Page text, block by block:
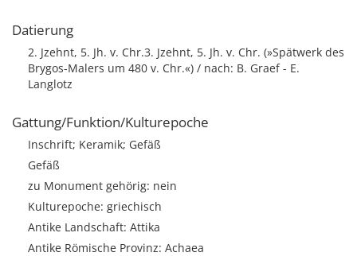
Datierung
2. Jzehnt, 5. Jh. v. Chr.3. Jzehnt, 5. Jh. v. Chr. (»Spätwerk des
Brygos-Malers um 480 v. Chr.«) / nach: B. Graef - E.
Langlotz
Gattung/Funktion/Kulturepoche
Inschrift; Keramik; Gefäß
Gefäß
zu Monument gehörig: nein
Kulturepoche: griechisch
Antike Landschaft: Attika
Antike Römische Provinz: Achaea